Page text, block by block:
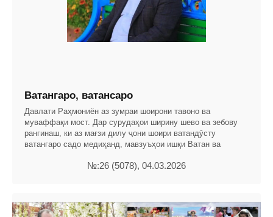
Ватангаро, ватансаро
Давлати Раҳмониён аз зумраи шоирони тавоно ва
муваффақи мост. Дар сурудаҳои ширину шево ва зебову
рангинаш, ки аз мағзи дилу ҷони шоири ватандӯсту
ватангаро садо медиҳанд, мавзуъҳои ишқи Ватан ва
№:26 (5078), 04.03.2026